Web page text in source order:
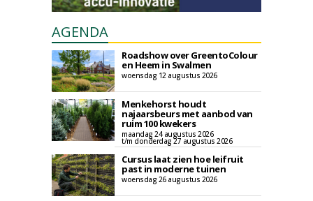
AGENDA
Roadshow over GreentoColour
en Heem in Swalmen
woensdag 12 augustus 2026
Menkehorst houdt
najaarsbeurs met aanbod van
ruim 100 kwekers
maandag 24 augustus 2026
t/m donderdag 27 augustus 2026
Cursus laat zien hoe leifruit
past in moderne tuinen
woensdag 26 augustus 2026